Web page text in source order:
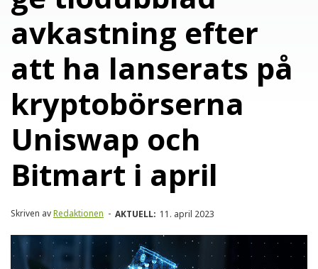
avkastning efter
att ha lanserats på
kryptobörserna
Uniswap och
Bitmart i april
Skriven avRedaktionen - AKTUELL: 11. april 2023